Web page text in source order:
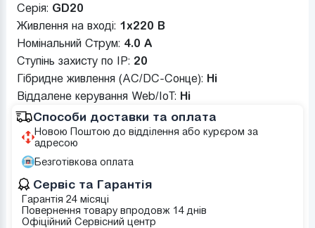
Серія: GD20
Живлення на вході: 1x220 В
Номінальний Струм: 4.0 A
Ступінь захисту по IP: 20
Гібридне живлення (AC/DC-Сонце): Ні
Віддалене керування Web/IoT: Ні
Способи доставки та оплата
Новою Поштою до відділення або курєром за
адресою
Безготівкова оплата
Сервіс та Гарантія
Гарантія 24 місяці
Повернення товару впродовж 14 днів
Офіційний Сервісний центр